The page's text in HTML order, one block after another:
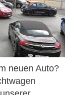
neuen Auto?